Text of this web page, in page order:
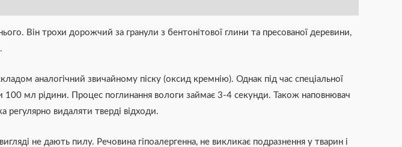
Він трохи дорожчий за гранули з бентонітової глини та пресованої деревини,
аналогічний звичайному піску (оксид кремнію). Однак під час спеціальної
100 мл рідини. Процес поглинання вологи займає 3-4 секунди. Також наповнювач
регулярно видаляти тверді відходи.
не дають пилу. Речовина гіпоалергенна, не викликає подразнення у тварин і